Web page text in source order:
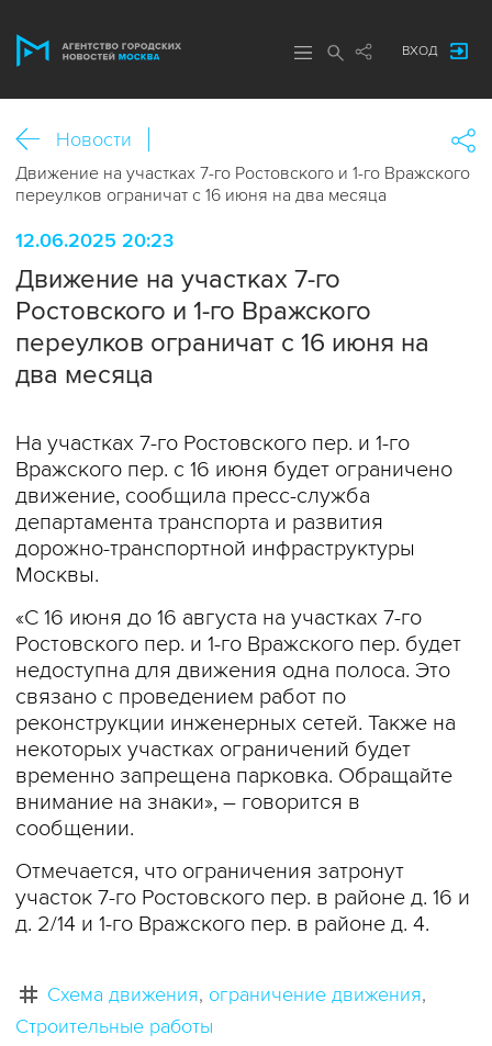
ВХОД
Новости
Движение на участках 7-го Ростовского и 1-го Вражского
переулков ограничат с 16 июня на два месяца
12.06.2025 20:23
Движение на участках 7-го
Ростовского и 1-го Вражского
переулков ограничат с 16 июня на
два месяца
На участках 7-го Ростовского пер. и 1-го
Вражского пер. с 16 июня будет ограничено
движение, сообщила пресс-служба
департамента транспорта и развития
дорожно-транспортной инфраструктуры
Москвы.
«С 16 июня до 16 августа на участках 7-го
Ростовского пер. и 1-го Вражского пер. будет
недоступна для движения одна полоса. Это
связано с проведением работ по
реконструкции инженерных сетей. Также на
некоторых участках ограничений будет
временно запрещена парковка. Обращайте
внимание на знаки», – говорится в
сообщении.
Отмечается, что ограничения затронут
участок 7-го Ростовского пер. в районе д. 16 и
д. 2/14 и 1-го Вражского пер. в районе д. 4.
Схема движения ограничение движения
Строительные работы